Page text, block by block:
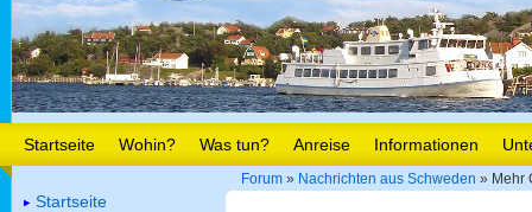
Startseite Wohin? Was tun? Anreise Informationen
Forum » Nachrichten aus Schweden » Mehr
Startseite